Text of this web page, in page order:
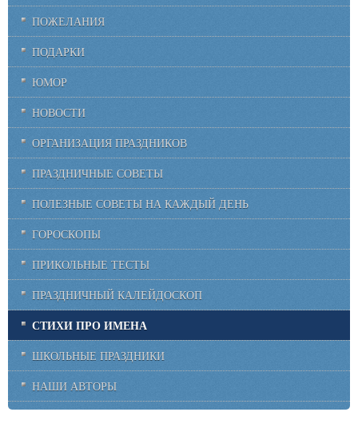
ПОЖЕЛАНИЯ
ПОДАРКИ
ЮМОР
НОВОСТИ
ОРГАНИЗАЦИЯ ПРАЗДНИКОВ
ПРАЗДНИЧНЫЕ СОВЕТЫ
ПОЛЕЗНЫЕ СОВЕТЫ НА КАЖДЫЙ ДЕНЬ
ГОРОСКОПЫ
ПРИКОЛЬНЫЕ ТЕСТЫ
ПРАЗДНИЧНЫЙ КАЛЕЙДОСКОП
СТИХИ ПРО ИМЕНА
ШКОЛЬНЫЕ ПРАЗДНИКИ
НАШИ АВТОРЫ